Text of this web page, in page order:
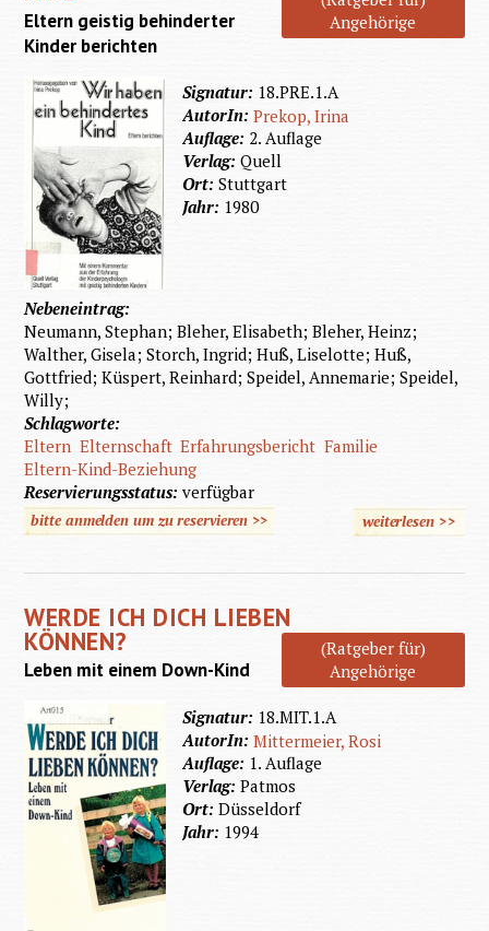
Angehörige
Eltern geistig behinderter
Kinder berichten
Signatur: 18.PRE.1.A
AutorIn:Prekop, Irina
Auflage: 2. Auflage
Verlag:Quell
Ort:Stuttgart
Jahr: 1980
Nebeneintrag:
Neumann, Stephan; Bleher, Elisabeth; Bleher, Heinz;
Walther, Gisela; Storch, Ingrid; Huß, Liselotte; Huß,
Gottfried; Küspert, Reinhard; Speidel, Annemarie; Speidel,
Willy;
Schlagworte:
Eltern Elternschaft Erfahrungsbericht Familie
Eltern-Kind-Beziehung
Reservierungsstatus:verfügbar
bitte anmelden um zu reservieren >> weiterlesen über
>>
WERDE ICH DICH LIEBEN
KÖNNEN?
(Ratgeber für)
Angehörige
Leben mit einem Down-Kind
Signatur: 18.MIT.1.A
AutorIn:Mittermeier, Rosi
Auflage: 1. Auflage
Verlag:Patmos
Ort:Düsseldorf
Jahr: 1994